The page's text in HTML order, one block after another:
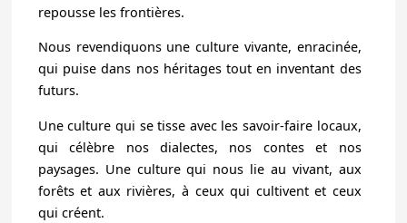
repousse les frontières.
Nous revendiquons une culture vivante, enracinée,
qui puise dans nos héritages tout en inventant des
futurs.
Une culture qui se tisse avec les savoir-faire locaux,
qui célèbre nos dialectes, nos contes et nos
paysages. Une culture qui nous lie au vivant, aux
forêts et aux rivières, à ceux qui cultivent et ceux
qui créent.